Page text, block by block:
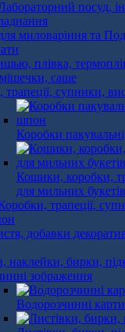
миловаріння та
плівка,
саше
трапеції, супники,
Коробки
Кошики, коробки,
для мильних букетів
добавки
наклейки, бирки,
зображення
Водорозчинні